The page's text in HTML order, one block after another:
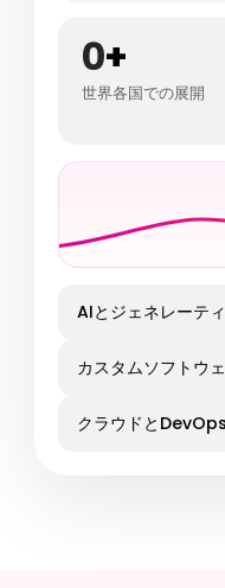
0+
世界各国での展開
AIとジェネレーテ
カスタムソフトウ
クラウドとDevOps